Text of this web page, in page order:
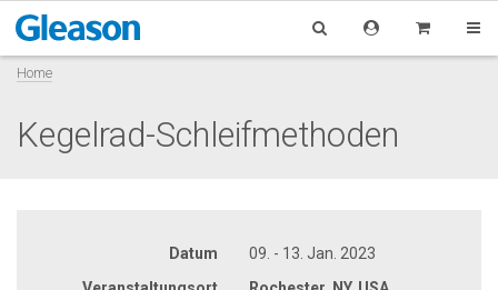
Home
Kegelrad-Schleifmethoden
Datum
09. - 13. Jan. 2023